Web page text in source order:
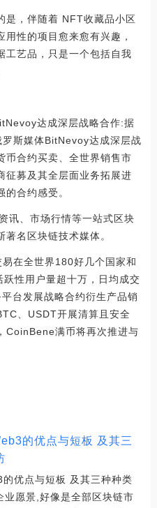
是，伴随着 NFT收藏品小区
性的项目愈来愈有兴趣，
工艺品，只是一个包括自我
达成深层战略合作:据
斯媒体BitNevoy达成深层战
币合约买卖、全世界销售市
征募及其全层面业务拓展进
合约感受。
讯、市场行情等一站式区块
名区块链技术媒体。
在全世界180好几个国家和
性用户量超十万，日均成交
台发展战略合约衍生产品销
、USDT开展清算且安全
CoinBene满币将再次推进与
的优点与短板 及其三
优点与短板 及其三种种类
业愿景,好像是全部区块链市